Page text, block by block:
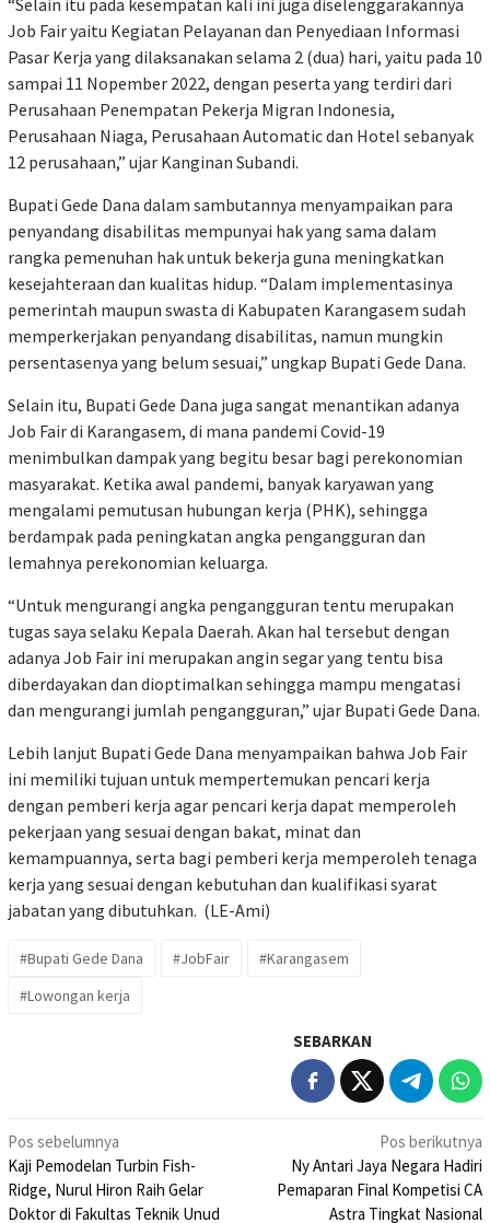
Job Fair yaitu Kegiatan Pelayanan dan Penyediaan Informasi
Pasar Kerja yang dilaksanakan selama 2 (dua) hari, yaitu pada 10
sampai 11 Nopember 2022, dengan peserta yang terdiri dari
Perusahaan Penempatan Pekerja Migran Indonesia,
Perusahaan Niaga, Perusahaan Automatic dan Hotel sebanyak
12 perusahaan,” ujar Kanginan Subandi.
Bupati Gede Dana dalam sambutannya menyampaikan para
penyandang disabilitas mempunyai hak yang sama dalam
rangka pemenuhan hak untuk bekerja guna meningkatkan
kesejahteraan dan kualitas hidup. “Dalam implementasinya
pemerintah maupun swasta di Kabupaten Karangasem sudah
memperkerjakan penyandang disabilitas, namun mungkin
persentasenya yang belum sesuai,” ungkap Bupati Gede Dana.
Selain itu, Bupati Gede Dana juga sangat menantikan adanya
Job Fair di Karangasem, di mana pandemi Covid-19
menimbulkan dampak yang begitu besar bagi perekonomian
masyarakat. Ketika awal pandemi, banyak karyawan yang
mengalami pemutusan hubungan kerja (PHK), sehingga
berdampak pada peningkatan angka pengangguran dan
lemahnya perekonomian keluarga.
“Untuk mengurangi angka pengangguran tentu merupakan
tugas saya selaku Kepala Daerah. Akan hal tersebut dengan
adanya Job Fair ini merupakan angin segar yang tentu bisa
diberdayakan dan dioptimalkan sehingga mampu mengatasi
dan mengurangi jumlah pengangguran,” ujar Bupati Gede Dana.
Lebih lanjut Bupati Gede Dana menyampaikan bahwa Job Fair
ini memiliki tujuan untuk mempertemukan pencari kerja
dengan pemberi kerja agar pencari kerja dapat memperoleh
pekerjaan yang sesuai dengan bakat, minat dan
kemampuannya, serta bagi pemberi kerja memperoleh tenaga
kerja yang sesuai dengan kebutuhan dan kualifikasi syarat
jabatan yang dibutuhkan. (LE-Ami)
#Bupati Gede Dana #JobFair
#Karangasem
#Lowongan kerja
SEBARKAN
Navigasi
pos
Pos sebelumnya
Kaji Pemodelan Turbin Fish-
Ridge, Nurul Hiron Raih Gelar
Doktor di Fakultas Teknik Unud
Pos berikutnya
Ny Antari Jaya Negara Hadiri
Pemaparan Final Kompetisi CA
Astra Tingkat Nasional